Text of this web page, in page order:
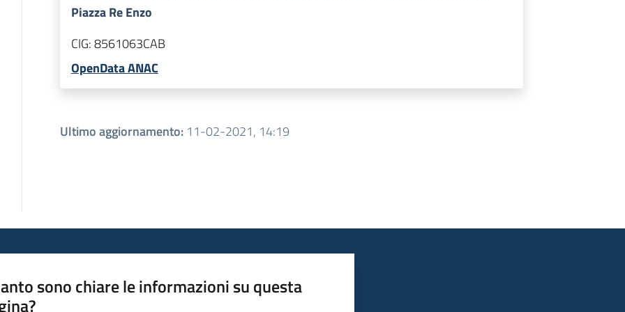
Piazza Re Enzo
CIG:8561063CAB
OpenData ANAC
Ultimo aggiornamento: 11-02-2021, 14:19
sono chiare le informazioni su questa